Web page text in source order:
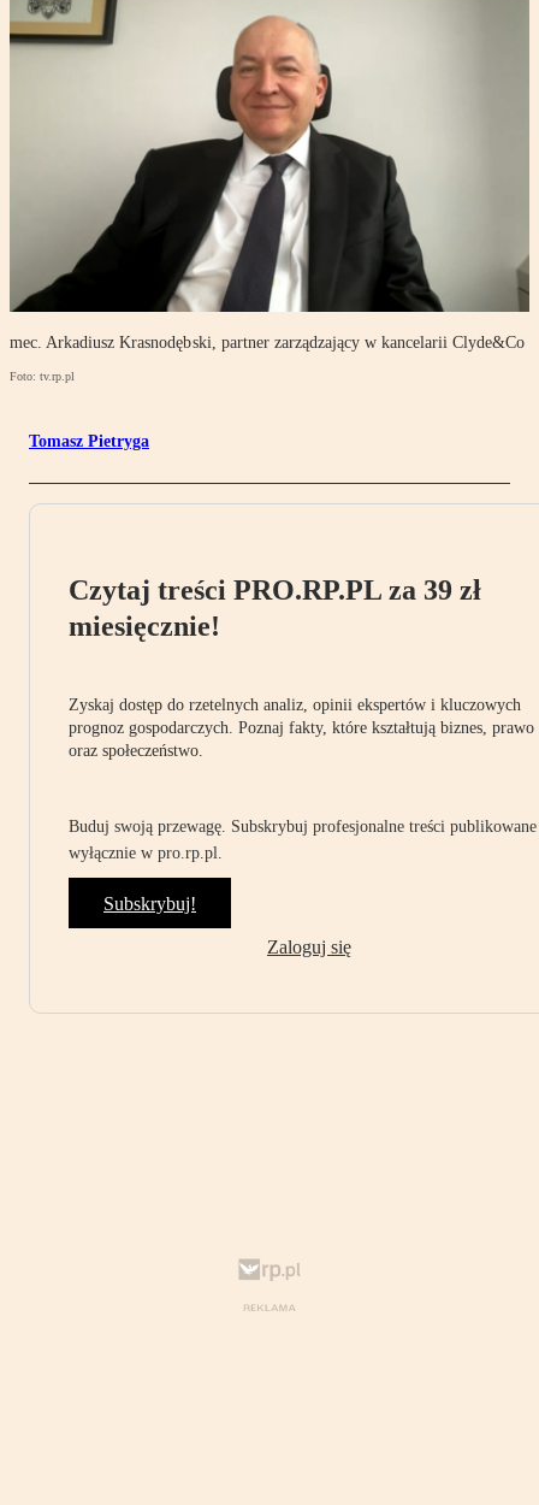
mec. Arkadiusz Krasnodębski, partner zarządzający w kancelarii Clyde&Co
Foto: tv.rp.pl
Tomasz Pietryga
Czytaj treści PRO.RP.PL za 39 zł
miesięcznie!
Zyskaj dostęp do rzetelnych analiz, opinii ekspertów i kluczowych
prognoz gospodarczych. Poznaj fakty, które kształtują biznes, prawo
oraz społeczeństwo.
Buduj swoją przewagę. Subskrybuj profesjonalne treści publikowane
wyłącznie w pro.rp.pl.
Subskrybuj!
Zaloguj się